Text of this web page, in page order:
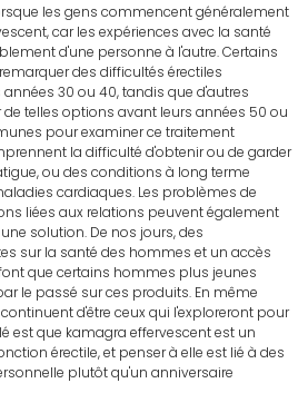
les gens commencent généralement
car les expériences avec la santé
d'une personne à l'autre. Certains
des difficultés érectiles
30 ou 40, tandis que d'autres
telles options avant leurs années 50 ou
pour examiner ce traitement
la difficulté d'obtenir ou de garder
ou des conditions à long terme
cardiaques. Les problèmes de
liées aux relations peuvent également
solution. De nos jours, des
sur la santé des hommes et un accès
que certains hommes plus jeunes
le passé sur ces produits. En même
d'être ceux qui l'exploreront pour
est que kamagra effervescent est un
érectile, et penser à elle est lié à des
plutôt qu'un anniversaire